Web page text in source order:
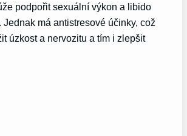
podpořit sexuální výkon a libido
Jednak má antistresové účinky, což
úzkost a nervozitu a tím i zlepšit